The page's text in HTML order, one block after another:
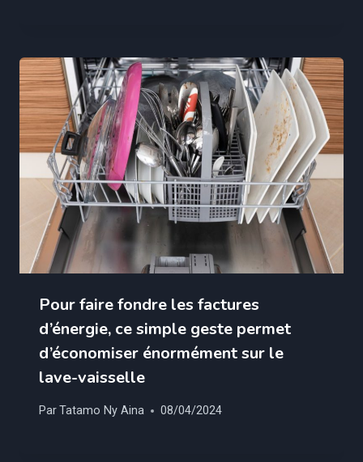
Pour faire fondre les factures
d’énergie, ce simple geste permet
d’économiser énormément sur le
lave-vaisselle
ParTatamo Ny Aina 08/04/2024